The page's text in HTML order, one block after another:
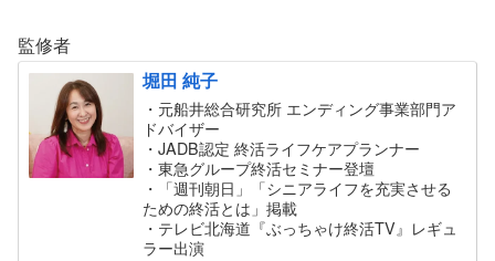
監修者
堀田 純子
・元船井総合研究所 エンディング事業部門ア
ドバイザー
・JADB認定 終活ライフケアプランナー
・東急グループ終活セミナー登壇
・「週刊朝日」「シニアライフを充実させる
ための終活とは」掲載
・テレビ北海道『ぶっちゃけ終活TV』レギュ
ラー出演